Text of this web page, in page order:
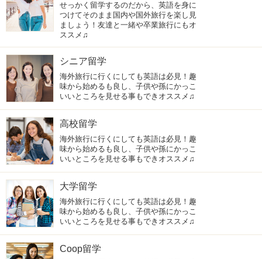
せっかく留学するのだから、英語を身に
つけてそのまま国内や国外旅行を楽し見
ましょう！友達と一緒や卒業旅行にもオ
ススメ♫
シニア留学
海外旅行に行くにしても英語は必見！趣
味から始めるも良し、子供や孫にかっこ
いいところを見せる事もできオススメ♫
高校留学
海外旅行に行くにしても英語は必見！趣
味から始めるも良し、子供や孫にかっこ
いいところを見せる事もできオススメ♫
大学留学
海外旅行に行くにしても英語は必見！趣
味から始めるも良し、子供や孫にかっこ
いいところを見せる事もできオススメ♫
Coop留学